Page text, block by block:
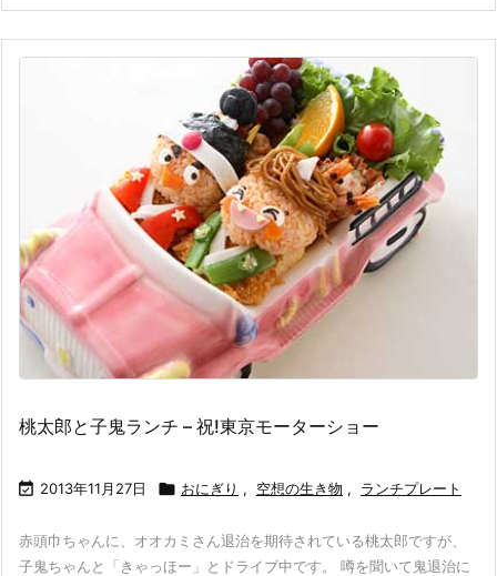
桃太郎と子鬼ランチ – 祝!東京モーターショー
 2013年11月27日  おにぎり , 空想の生き物 , ランチプレート
赤頭巾ちゃんに、オオカミさん退治を期待されている桃太郎ですが、
子鬼ちゃんと「きゃっほー」とドライブ中です。 噂を聞いて鬼退治に